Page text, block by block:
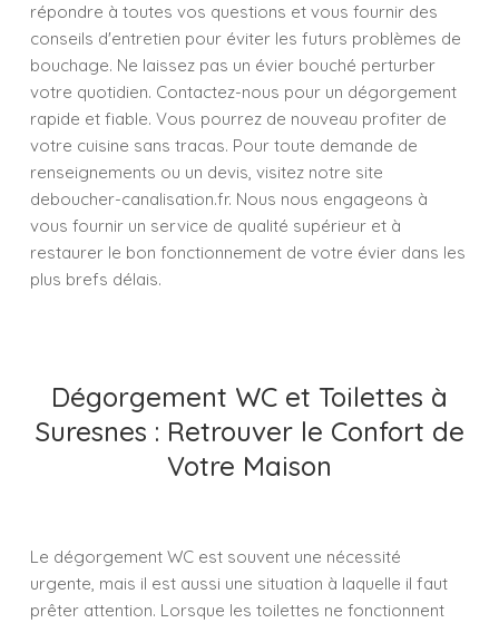
répondre à toutes vos questions et vous fournir des
conseils d'entretien pour éviter les futurs problèmes de
bouchage. Ne laissez pas un évier bouché perturber
votre quotidien. Contactez-nous pour un dégorgement
rapide et fiable. Vous pourrez de nouveau profiter de
votre cuisine sans tracas. Pour toute demande de
renseignements ou un devis, visitez notre site
deboucher-canalisation.fr. Nous nous engageons à
vous fournir un service de qualité supérieur et à
restaurer le bon fonctionnement de votre évier dans les
plus brefs délais.
Dégorgement WC et Toilettes à
Suresnes : Retrouver le Confort de
Votre Maison
Le dégorgement WC est souvent une nécessité
urgente, mais il est aussi une situation à laquelle il faut
prêter attention. Lorsque les toilettes ne fonctionnent